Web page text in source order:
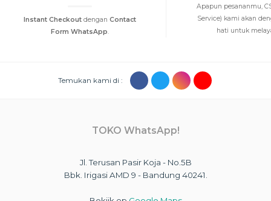
Instant Checkoutdengan Contact
Form WhatsApp
Apapun pesananmu,
Service) kami akan
hati untuk
Temukan kami di :
TOKO WhatsApp!
Jl. Terusan Pasir Koja - No.5B
Bbk. Irigasi AMD 9 - Bandung 40241.